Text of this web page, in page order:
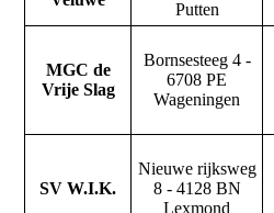
Putten
MGC de
Vrije Slag
Bornsesteeg 4 -
6708 PE
Wageningen
SV W.I.K.
Nieuwe rijksweg
8 - 4128 BN
Lexmond